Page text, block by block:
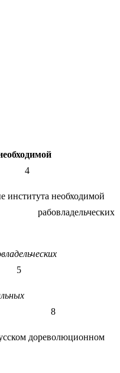
4
необходимой
рабовладельческих
дореволюционном